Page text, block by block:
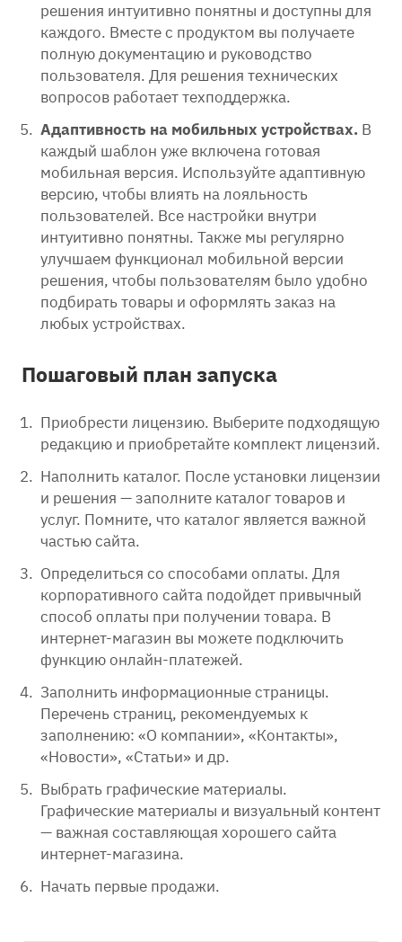
решения интуитивно понятны и доступны для
каждого. Вместе с продуктом вы получаете
полную документацию и руководство
пользователя. Для решения технических
вопросов работает техподдержка.
Адаптивность на мобильных устройствах. В
каждый шаблон уже включена готовая
мобильная версия. Используйте адаптивную
версию, чтобы влиять на лояльность
пользователей. Все настройки внутри
интуитивно понятны. Также мы регулярно
улучшаем функционал мобильной версии
решения, чтобы пользователям было удобно
подбирать товары и оформлять заказ на
любых устройствах.
Пошаговый план запуска
Приобрести лицензию. Выберите подходящую
редакцию и приобретайте комплект лицензий.
Наполнить каталог. После установки лицензии
и решения — заполните каталог товаров и
услуг. Помните, что каталог является важной
частью сайта.
Определиться со способами оплаты. Для
корпоративного сайта подойдет привычный
способ оплаты при получении товара. В
интернет-магазин вы можете подключить
функцию онлайн-платежей.
Заполнить информационные страницы.
Перечень страниц, рекомендуемых к
заполнению: «О компании», «Контакты»,
«Новости», «Статьи» и др.
Выбрать графические материалы.
Графические материалы и визуальный контент
— важная составляющая хорошего сайта
интернет-магазина.
Начать первые продажи.